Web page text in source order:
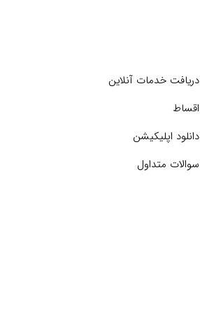
دریافت خدمات آنلاین
اقساط
دانلود اپلیکیشن
سوالات متداول